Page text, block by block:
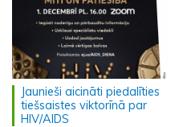
Jaunieši aicināti piedalīties
tiešsaistes viktorīnā par
HIV/AIDS